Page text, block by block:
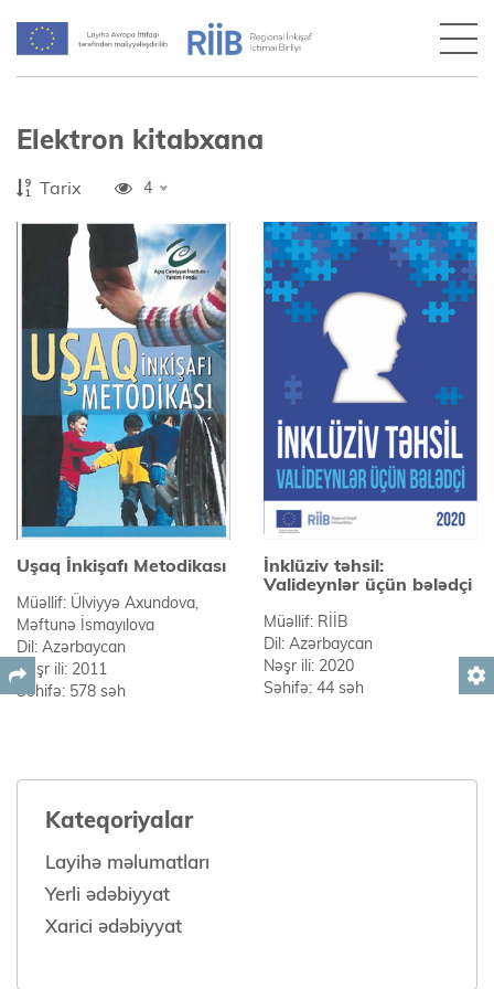
settings
Elektron kitabxana
Tarix 4
Uşaq İnkişafı Metodikası
Müəllif: Ülviyyə Axundova,
Məftunə İsmayılova
Dil: Azərbaycan
Nəşr ili: 2011
Səhifə: 578 səh
İnklüziv təhsil:
Valideynlər üçün bələdçi
Müəllif: RİİB
Dil: Azərbaycan
Nəşr ili: 2020
Səhifə: 44 səh
Kateqoriyalar
Layihə məlumatları
Yerli ədəbiyyat
Xarici ədəbiyyat